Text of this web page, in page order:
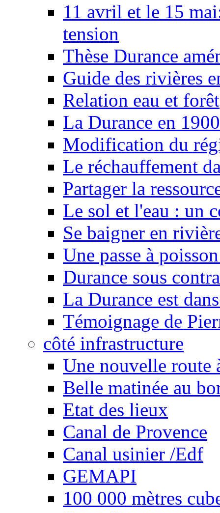
11 avril et le 15
tension
Thèse Durance
Guide des rivières
Relation eau et forêt
La Durance en 1900
Modification du
Le réchauffement
Partager la
Le sol et l'eau : un
Se baigner en
Une passe à
Durance sous
La Durance est
Témoignage de
côté infrastructure
Une nouvelle route
Belle matinée au
Etat des lieux
Canal de Provence
Canal usinier /Edf
GEMAPI
100 000 mètres